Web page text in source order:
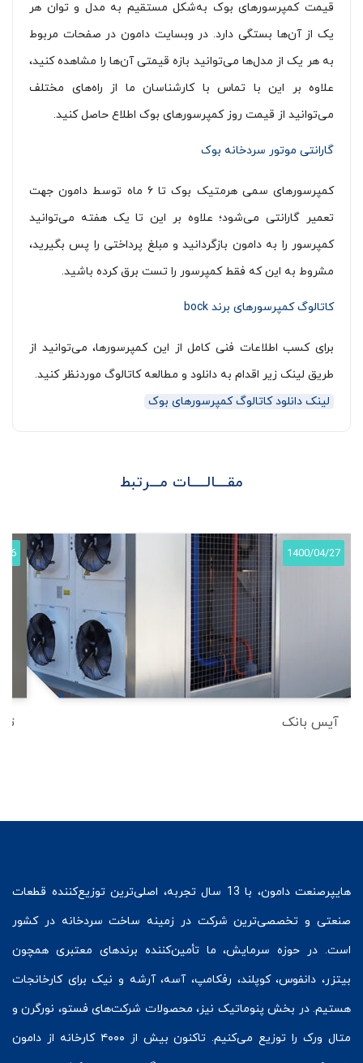
قیمت کمپرسورهای بوک به‌شکل مستقیم به مدل و توان هر
یک از آن‌ها بستگی دارد. در وبسایت دامون در صفحات مربوط
به هر یک از مدل‌ها می‌توانید بازه قیمتی آن‌ها را مشاهده کنید،
علاوه بر این با تماس با کارشناسان ما از راه‌های مختلف
می‌توانید از قیمت روز کمپرسورهای بوک اطلاع حاصل کنید.
گارانتی موتور سردخانه بوک
کمپرسورهای سمی هرمتیک بوک تا ۶ ماه توسط دامون جهت
تعمیر گارانتی می‌شود؛ علاوه بر این تا یک هفته می‌توانید
کمپرسور را به دامون بازگردانید و مبلغ پرداختی را پس بگیرید،
مشروط به این که فقط کمپرسور را تست برق کرده باشید.
کاتالوگ کمپرسورهای برند bock
برای کسب اطلاعات فنی کامل از این کمپرسورها، می‌توانید از
طریق لینک زیر اقدام به دانلود و مطالعه کاتالوگ موردنظر کنید.
لینک دانلود کاتالوگ کمپرسورهای بوک
مقــــالـــــات مـــرتبط
1400/04/27
آیس بانک
26
هایپرصنعت
دامون، با 13 سال تجربه، اصلی‌ترین توزیع‌کننده قطعات
صنعتی و تخصصی‌ترین شرکت در زمینه ساخت سردخانه در کشور
است. در حوزه سرمایش، ما تأمین‌کننده برندهای معتبری همچون
بیتزر، دانفوس،کوپلند، رفکامپ، آسه، آرشه و نیک برای کارخانجات
هستیم. در بخش پنوماتیک نیز، محصولات شرکت‌های فستو، نورگرن و
متال ورک
را توزیع می‌کنیم. تاکنون بیش از ۴۰۰۰ کارخانه از دامون